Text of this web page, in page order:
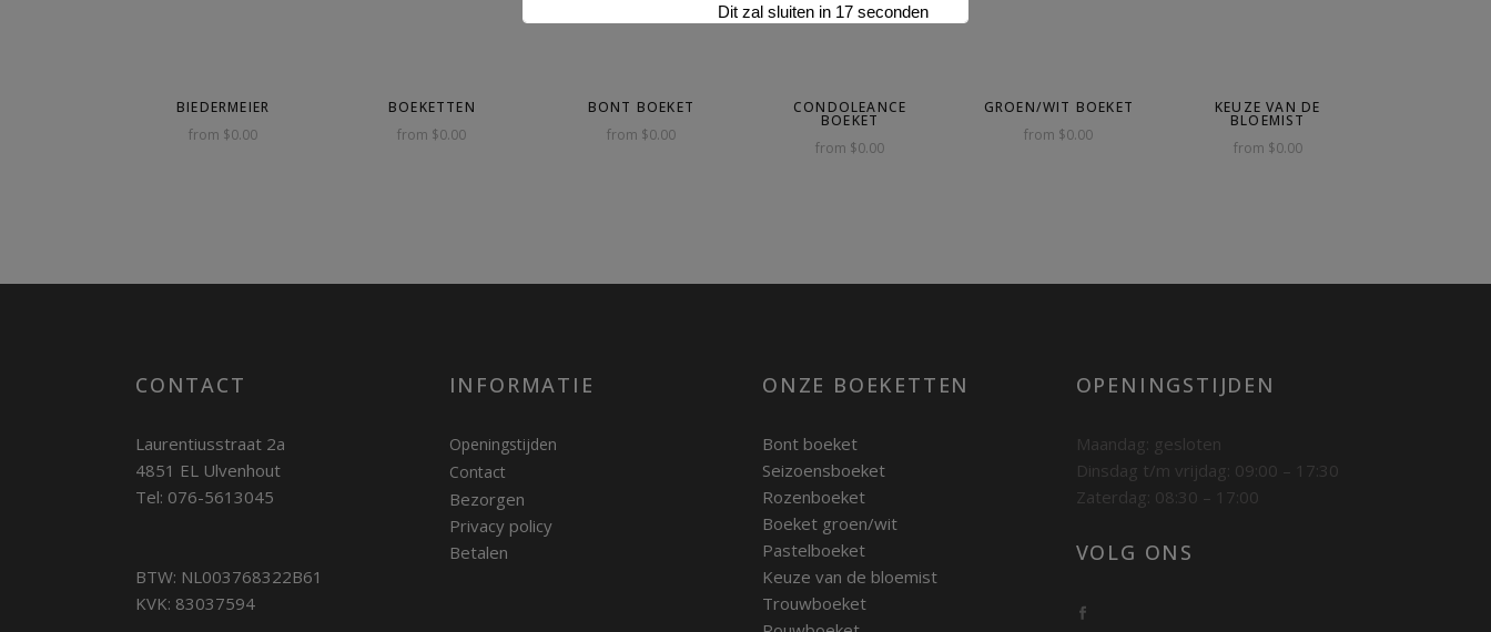
BIEDERMEIER
from $0.00
BOEKETTEN
from $0.00
BONT BOEKET
from $0.00
CONDOLEANCE
BOEKET
from $0.00
GROEN/WIT BOEKET
from $0.00
KEUZE VAN DE
BLOEMIST
from $0.00
CONTACT
Laurentiusstraat 2a
4851 EL Ulvenhout
Tel: 076-5613045
BTW: NL003768322B61
KVK: 83037594
INFORMATIE
Openingstijden
Contact
Bezorgen
Privacy policy
Betalen
ONZE BOEKETTEN
Bont boeket
Seizoensboeket
Rozenboeket
Boeket groen/wit
Pastelboeket
Keuze van de bloemist
Trouwboeket
OPENINGSTIJDEN
Maandag: gesloten
Dinsdag t/m vrijdag: 09:00 – 17:30
Zaterdag: 08:30 – 17:00
VOLG ONS
Dit zal sluiten in 17 seconden